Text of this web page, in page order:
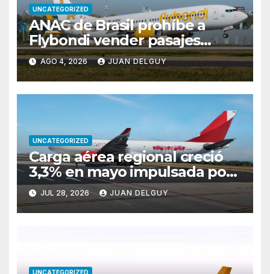
UNCATEGORIZED
ANAC de Brasil prohíbe a
Flybondi vender pasajes
entre Buenos Aires y Río de
Janeiro tras reiteradas
cancelaciones
AGO 4, 2026 JUAN DELGUY
UNCATEGORIZED
Carga aérea regional creció
3,3% en mayo impulsada por
Brasil y Colombia
JUL 28, 2026 JUAN DELGUY
UNCATEGORIZED